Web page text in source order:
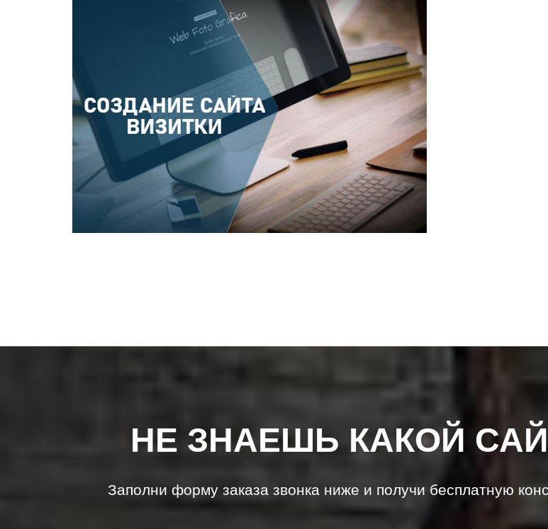
НЕ ЗНАЕШЬ КАКОЙ
Заполни форму заказа звонка ниже и получи бесплатную